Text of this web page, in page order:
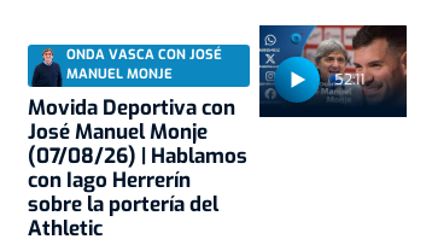
52:11
ONDA VASCA CON JOSÉ
MANUEL MONJE
Movida Deportiva con
José Manuel Monje
(07/08/26) | Hablamos
con Iago Herrerín
sobre la portería del
Athletic